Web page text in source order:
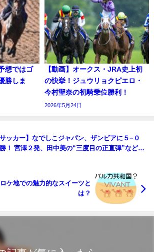
想ではゴ
勝しま
【動画】オークス・JRA史上初
の快挙！ジュウリョクピエロ・
今村聖奈の初騎乗位勝利！
2026年5月24日
サッカー】なでしこジャパン、ザンビアに５−０
！ 宮澤２発、田中美の“三度目の正直弾”などで
ケ地での魅力的なスイーツと
は？